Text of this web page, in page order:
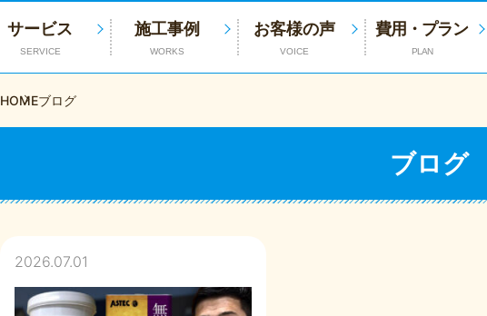
サービス
SERVICE
施工事例
WORKS
お客様の声
VOICE
費用・プラン
PLAN
HOMEブログ
ブログ
2026.07.01